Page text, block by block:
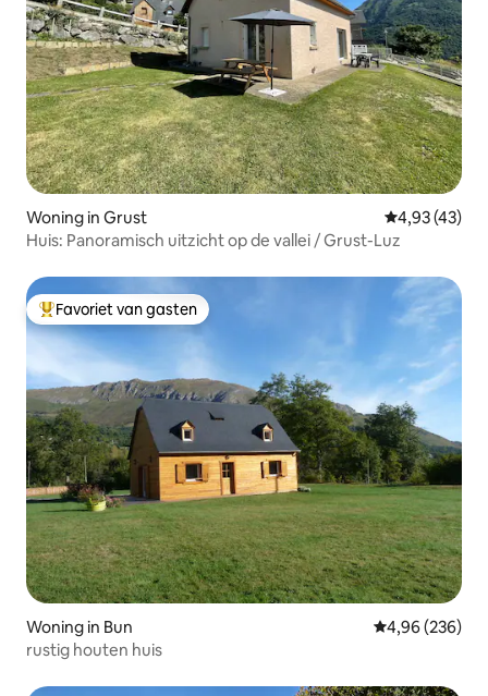
Woning in Grust Gemiddelde
4,93 (43)
Huis: Panoramisch uitzicht op de vallei / Grust-Luz
Topfavoriet van gasten
Favoriet van gasten
Woning in Bun Gemiddelde
4,96 (236)
rustig houten huis